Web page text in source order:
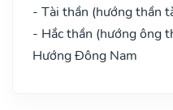
- Tài thần (hướng thần
- Hắc thần (hướng ông
Hướng Đông Nam